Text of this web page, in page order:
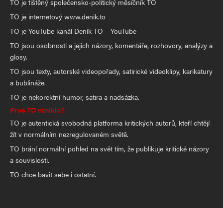
TO je tištěný společensko-politický měsíčník TO
TO je internetový www.denik.to
TO je YouTube kanál Deník TO – YouTube
TO jsou osobnosti a jejich názory, komentáře, rozhovory, analýzy a
glosy.
TO jsou texty, autorské videopořady, satirické videoklipy, karikatury
a bublináže.
TO je nekorektní humor, satira a nadsázka.
Proč TO vzniklo?
TO je autentická svobodná platforma kritických autorů, kteří chtějí
žít v normálním nezregulovaném světě.
TO brání normální pohled na svět tím, že publikuje kritické názory
a souvislosti.
TO chce bavit sebe i ostatní.